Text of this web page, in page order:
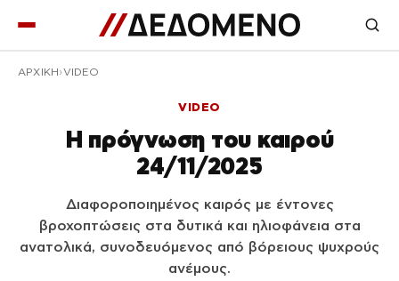
ΑΡΧΙΚΉ VIDEO
VIDEO
Η πρόγνωση του καιρού
24/11/2025
Διαφοροποιημένος καιρός με έντονες
βροχοπτώσεις στα δυτικά και ηλιοφάνεια στα
ανατολικά, συνοδευόμενος από βόρειους ψυχρούς
ανέμους.